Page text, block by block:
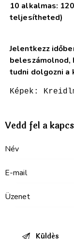
10 alkalmas:
teljesítheted)
Jelentkezz
beleszámolnod,
tudni dolgozni a
Képek:
Vedd fel a